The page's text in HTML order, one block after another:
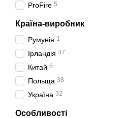
ProFire 5
Країна-виробник
Румунія 1
Ірландія 47
Китай 5
Польща 38
Україна 32
Особливості